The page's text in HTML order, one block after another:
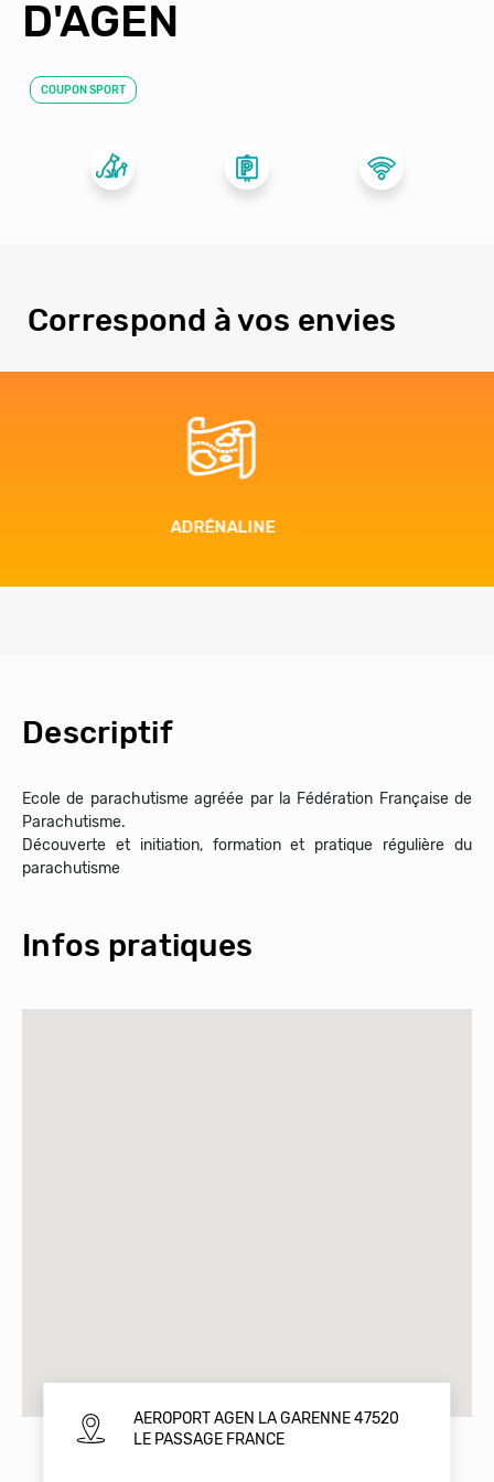
D'AGEN
COUPON SPORT
Correspond à vos envies
FUN
Descriptif
Ecole de parachutisme agréée par la Fédération Française de
Parachutisme.
Découverte et initiation, formation et pratique régulière du
parachutisme
Infos pratiques
AEROPORT AGEN LA GARENNE 47520
LE PASSAGE FRANCE